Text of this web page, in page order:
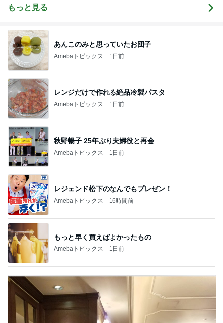
もっと見る
あんこのみと思っていたお団子
Amebaトピックス 1日前
レンジだけで作れる絶品冷製パスタ
Amebaトピックス 1日前
秋野暢子 25年ぶり夫婦役と再会
Amebaトピックス 1日前
レジェンド松下のなんでもプレゼン！
Amebaトピックス 16時間前
もっと早く買えばよかったもの
Amebaトピックス 1日前